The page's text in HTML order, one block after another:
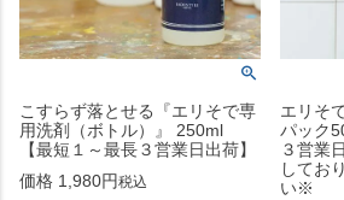
こすらず落とせる『エリそで専
用洗剤（ボトル）』 250ml
【最短１～最長３営業日出荷】
価格 1,980 税込
エリそ
パック
３営業
してお
い※